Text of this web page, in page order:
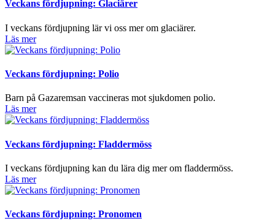
Veckans fördjupning: Glaciärer
I veckans fördjupning lär vi oss mer om glaciärer.
Läs mer
Veckans fördjupning: Polio
Barn på Gazaremsan vaccineras mot sjukdomen polio.
Läs mer
Veckans fördjupning: Fladdermöss
I veckans fördjupning kan du lära dig mer om fladdermöss.
Läs mer
Veckans fördjupning: Pronomen